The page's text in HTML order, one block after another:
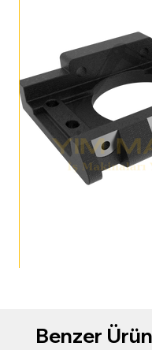
Benzer